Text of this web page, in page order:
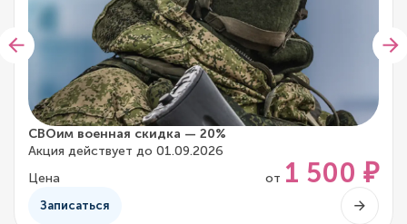
СВОим военная скидка — 20%
Акция действует до 01.09.2026
Цена
от 1 500 ₽
Записаться